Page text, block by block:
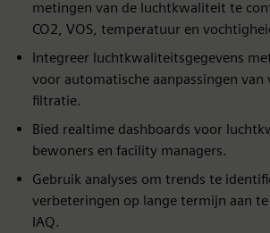
metingen van de luchtkwaliteit te
CO2, VOS, temperatuur en
Integreer luchtkwaliteitsgegevens
voor automatische aanpassingen van
filtratie.
Bied realtime dashboards voor
bewoners en facility managers.
Gebruik analyses om trends te
verbeteringen op lange termijn aan
IAQ.